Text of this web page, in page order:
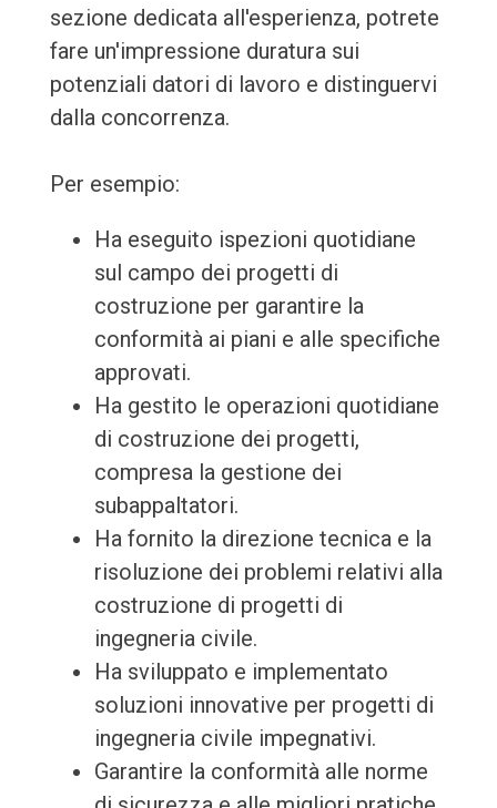
sezione dedicata all'esperienza, potrete
fare un'impressione duratura sui
potenziali datori di lavoro e distinguervi
dalla concorrenza.
Per esempio:
Ha eseguito ispezioni quotidiane
sul campo dei progetti di
costruzione per garantire la
conformità ai piani e alle specifiche
approvati.
Ha gestito le operazioni quotidiane
di costruzione dei progetti,
compresa la gestione dei
subappaltatori.
Ha fornito la direzione tecnica e la
risoluzione dei problemi relativi alla
costruzione di progetti di
ingegneria civile.
Ha sviluppato e implementato
soluzioni innovative per progetti di
ingegneria civile impegnativi.
Garantire la conformità alle norme